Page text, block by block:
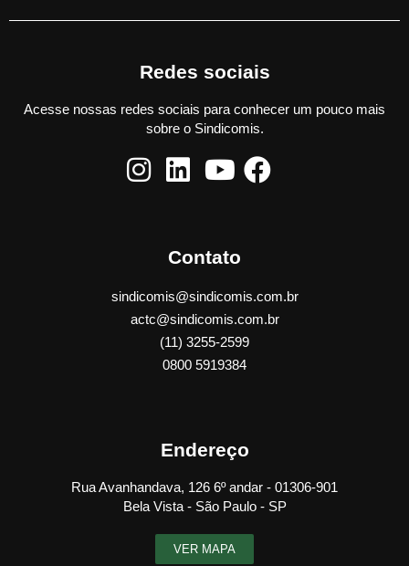
Redes sociais
Acesse nossas redes sociais para conhecer um pouco mais
sobre o Sindicomis.
Contato
sindicomis@sindicomis.com.br
actc@sindicomis.com.br
(11) 3255-2599
0800 5919384
Endereço
Rua Avanhandava, 126 6º andar - 01306-901
Bela Vista - São Paulo - SP
VER MAPA